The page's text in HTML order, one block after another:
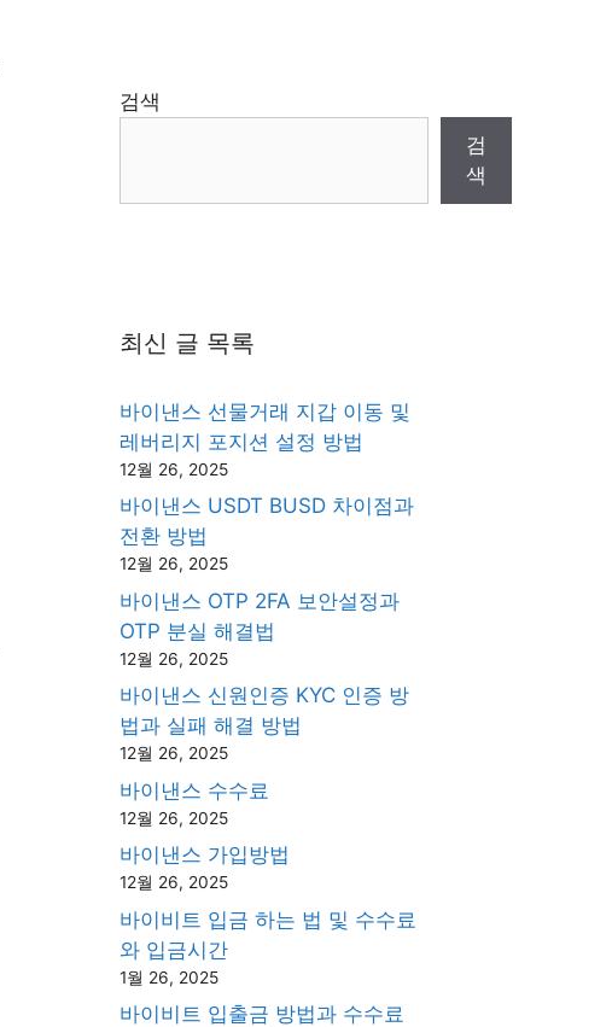
검색
검
색
최신 글 목록
바이낸스 선물거래 지갑 이동 및
레버리지 포지션 설정 방법
12월 26, 2025
바이낸스 USDT BUSD 차이점과
전환 방법
12월 26, 2025
바이낸스 OTP 2FA 보안설정과
OTP 분실 해결법
12월 26, 2025
바이낸스 신원인증 KYC 인증 방
법과 실패 해결 방법
12월 26, 2025
바이낸스 수수료
12월 26, 2025
바이낸스 가입방법
12월 26, 2025
바이비트 입금 하는 법 및 수수료
와 입금시간
1월 26, 2025
바이비트 입출금 방법과 수수료